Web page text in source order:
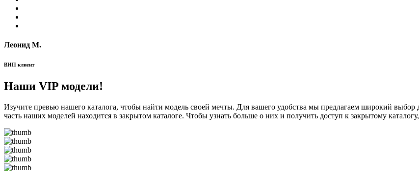
Леонид М.
ВИП клиент
Наши VIP модели!
Изучите превью нашего каталога, чтобы найти модель своей мечты. Для вашего удобства мы предлагаем широкий
часть наших моделей находится в закрытом каталоге. Чтобы узнать больше о них и получить доступ к закрытому